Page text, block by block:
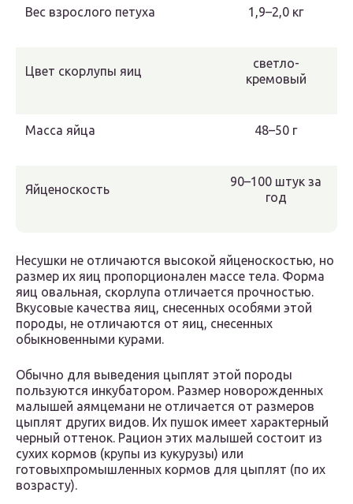
Вес взрослого петуха 1,9–2,0 кг
Цвет скорлупы яиц
светло-
кремовый
Масса яйца 48–50 г
Яйценоскость
90–100 штук за
год
Несушки не отличаются высокой яйценоскостью, но
размер их яиц пропорционален массе тела. Форма
яиц овальная, скорлупа отличается прочностью.
Вкусовые качества яиц, снесенных особями этой
породы, не отличаются от яиц, снесенных
обыкновенными курами.
Обычно для выведения цыплят этой породы
пользуются инкубатором. Размер новорожденных
малышей аямцемани не отличается от размеров
цыплят других видов. Их пушок имеет характерный
черный оттенок. Рацион этих малышей состоит из
сухих кормов (крупы из кукурузы) или
готовыхпромышленных кормов для цыплят (по их
возрасту).